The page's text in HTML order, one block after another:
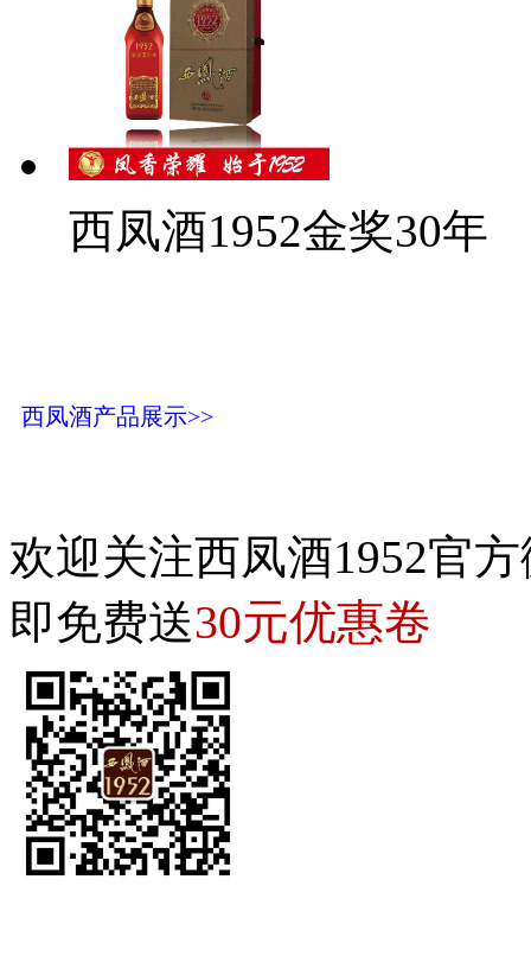
西凤酒1952金奖30年
西凤酒产品展示>>
欢迎关注西凤酒1952官
即免费送30元优惠卷